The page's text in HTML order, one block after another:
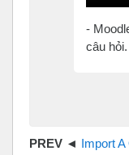
-
câu hỏi.
Import A Quiz From Word